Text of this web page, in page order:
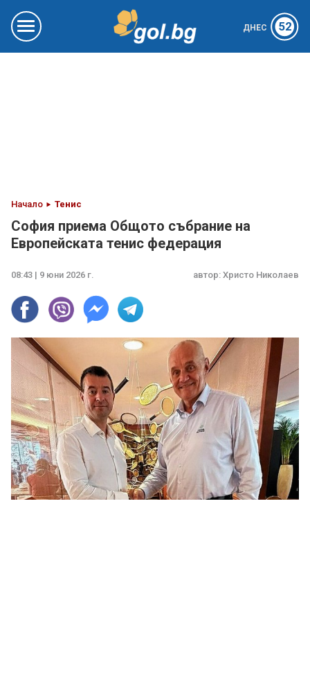
ДНЕС 52
Начало Тенис
София приема Общото събрание на
Европейската тенис федерация
08:43 | 9 юни 2026 г. автор: Христо Николаев